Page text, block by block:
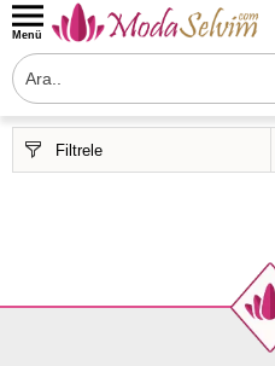
Menü
Filtrele